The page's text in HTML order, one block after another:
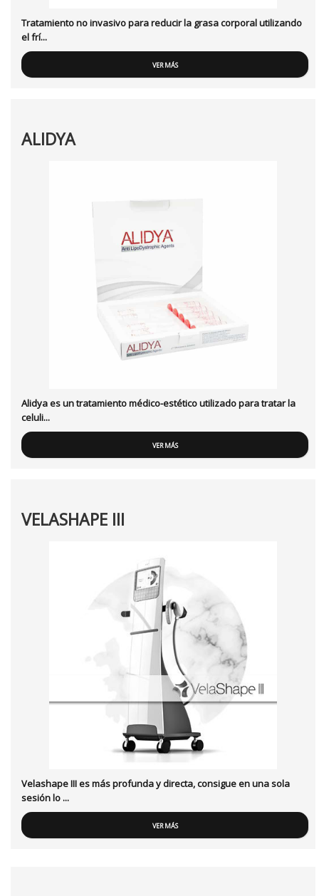
Tratamiento no invasivo para reducir la grasa corporal utilizando
el frí...
VER MÁS
ALIDYA
Alidya es un tratamiento médico-estético utilizado para tratar la
celuli...
VER MÁS
VELASHAPE III
Velashape III es más profunda y directa, consigue en una sola
sesión lo ...
VER MÁS